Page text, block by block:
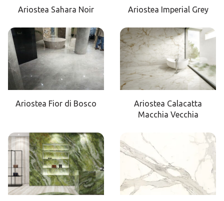
Ariostea Sahara Noir Ariostea Imperial Grey
Ariostea Fior di Bosco
Ariostea Calacatta
Macchia Vecchia